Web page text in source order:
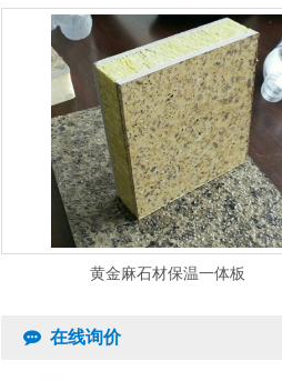
黄金麻石材保温一体板
在线询价